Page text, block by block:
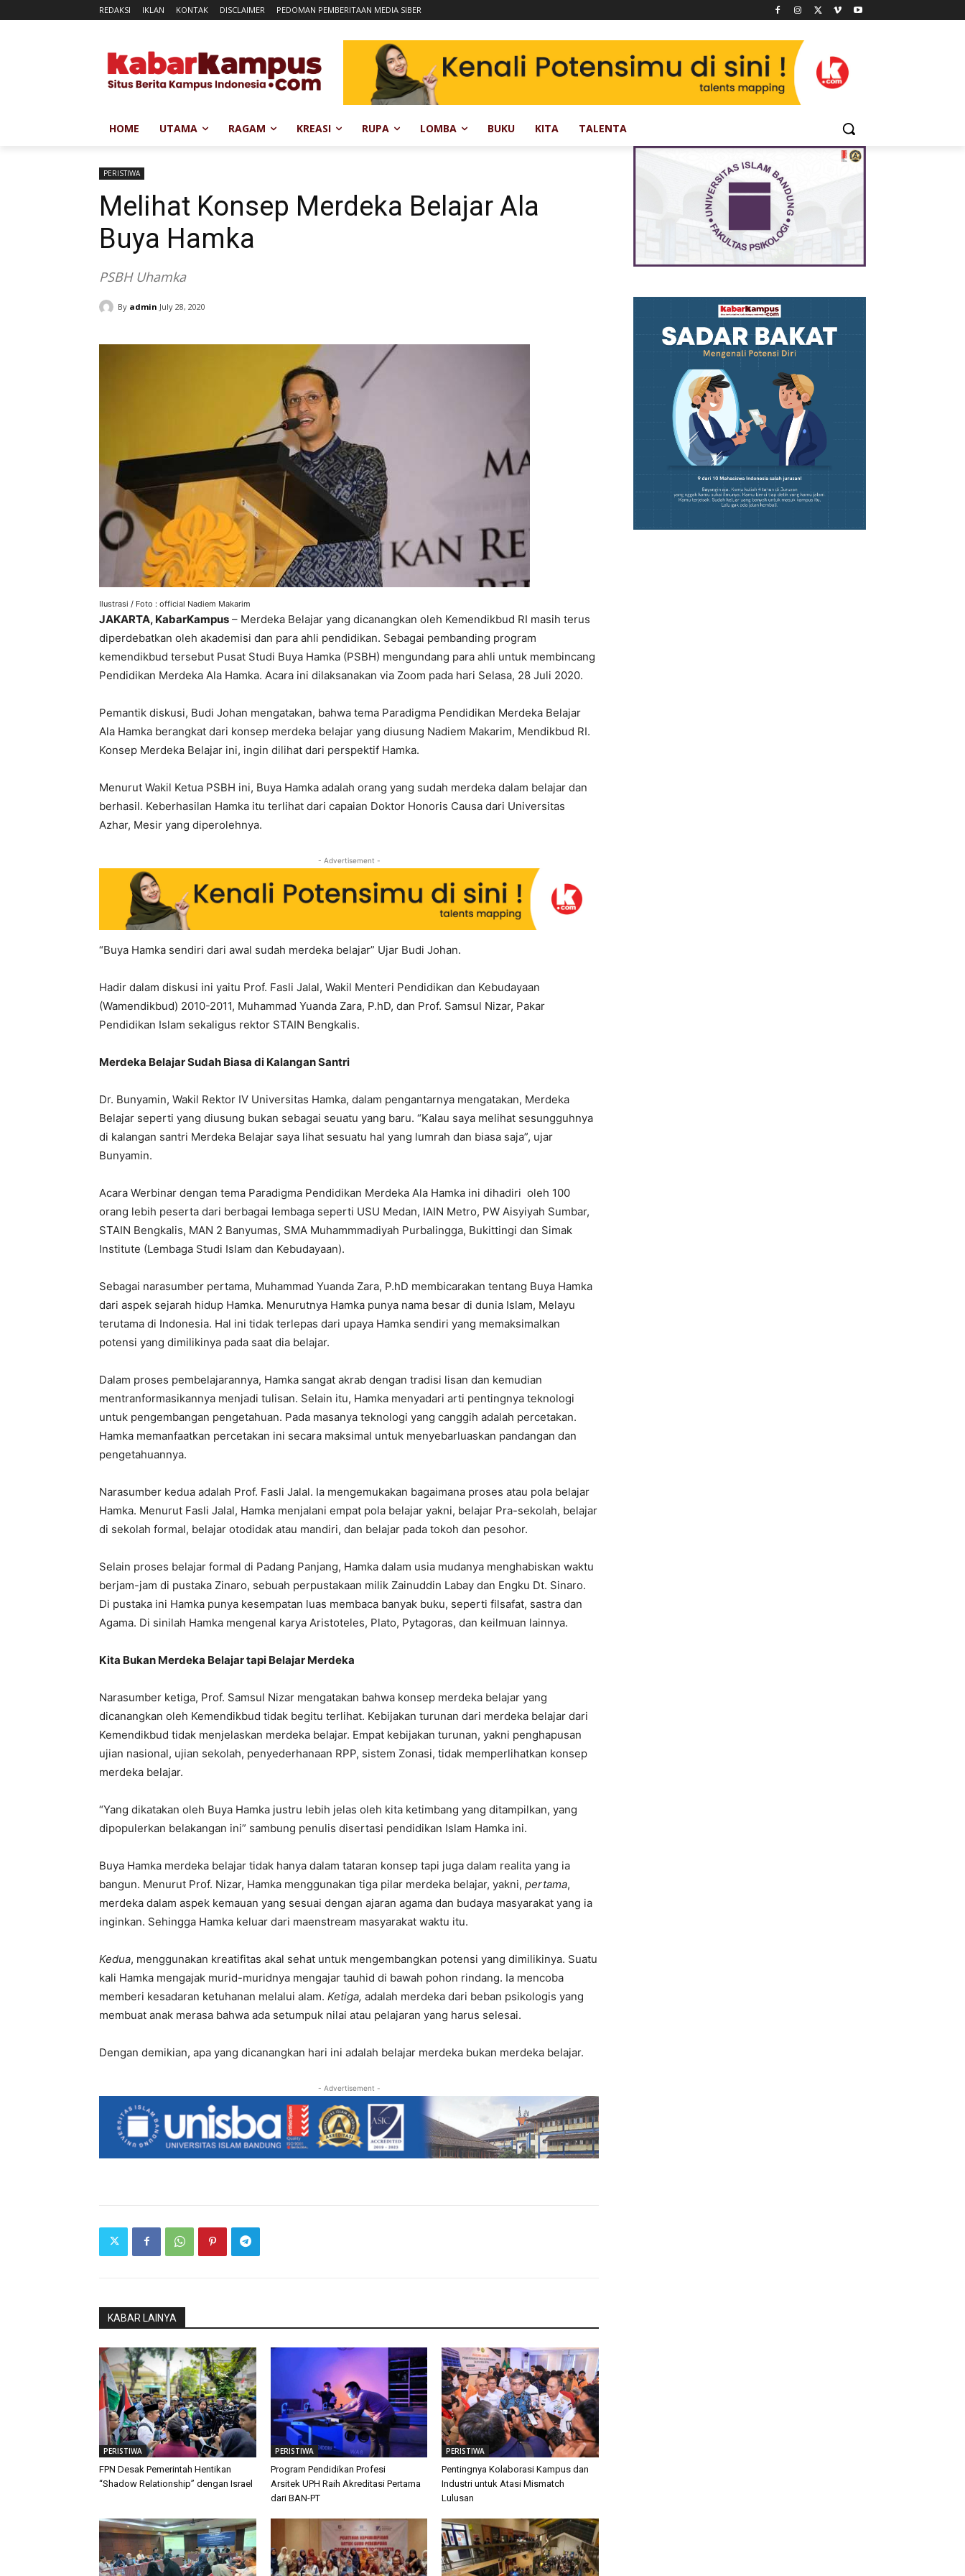
REDAKSI IKLAN KONTAK DISCLAIMER PEDOMAN PEMBERITAAN MEDIA SIBER
HOME UTAMA RAGAM KREASI RUPA LOMBA BUKU KITA TALENTA
PERISTIWA
Melihat Konsep Merdeka Belajar Ala
Buya Hamka
PSBH Uhamka
By admin July 28, 2020
Ilustrasi / Foto : official Nadiem Makarim
JAKARTA, KabarKampus – Merdeka Belajar yang dicanangkan oleh Kemendikbud RI masih terus
diperdebatkan oleh akademisi dan para ahli pendidikan. Sebagai pembanding program
kemendikbud tersebut Pusat Studi Buya Hamka (PSBH) mengundang para ahli untuk membincang
Pendidikan Merdeka Ala Hamka. Acara ini dilaksanakan via Zoom pada hari Selasa, 28 Juli 2020.
Pemantik diskusi, Budi Johan mengatakan, bahwa tema Paradigma Pendidikan Merdeka Belajar
Ala Hamka berangkat dari konsep merdeka belajar yang diusung Nadiem Makarim, Mendikbud RI.
Konsep Merdeka Belajar ini, ingin dilihat dari perspektif Hamka.
Menurut Wakil Ketua PSBH ini, Buya Hamka adalah orang yang sudah merdeka dalam belajar dan
berhasil. Keberhasilan Hamka itu terlihat dari capaian Doktor Honoris Causa dari Universitas
Azhar, Mesir yang diperolehnya.
- Advertisement -
“Buya Hamka sendiri dari awal sudah merdeka belajar” Ujar Budi Johan.
Hadir dalam diskusi ini yaitu Prof. Fasli Jalal, Wakil Menteri Pendidikan dan Kebudayaan
(Wamendikbud) 2010-2011, Muhammad Yuanda Zara, P.hD, dan Prof. Samsul Nizar, Pakar
Pendidikan Islam sekaligus rektor STAIN Bengkalis.
Merdeka Belajar Sudah Biasa di Kalangan Santri
Dr. Bunyamin, Wakil Rektor IV Universitas Hamka, dalam pengantarnya mengatakan, Merdeka
Belajar seperti yang diusung bukan sebagai seuatu yang baru. “Kalau saya melihat sesungguhnya
di kalangan santri Merdeka Belajar saya lihat sesuatu hal yang lumrah dan biasa saja”, ujar
Bunyamin.
Acara Werbinar dengan tema Paradigma Pendidikan Merdeka Ala Hamka ini dihadiri oleh 100
orang lebih peserta dari berbagai lembaga seperti USU Medan, IAIN Metro, PW Aisyiyah Sumbar,
STAIN Bengkalis, MAN 2 Banyumas, SMA Muhammmadiyah Purbalingga, Bukittingi dan Simak
Institute (Lembaga Studi Islam dan Kebudayaan).
Sebagai narasumber pertama, Muhammad Yuanda Zara, P.hD membicarakan tentang Buya Hamka
dari aspek sejarah hidup Hamka. Menurutnya Hamka punya nama besar di dunia Islam, Melayu
terutama di Indonesia. Hal ini tidak terlepas dari upaya Hamka sendiri yang memaksimalkan
potensi yang dimilikinya pada saat dia belajar.
Dalam proses pembelajarannya, Hamka sangat akrab dengan tradisi lisan dan kemudian
mentranformasikannya menjadi tulisan. Selain itu, Hamka menyadari arti pentingnya teknologi
untuk pengembangan pengetahuan. Pada masanya teknologi yang canggih adalah percetakan.
Hamka memanfaatkan percetakan ini secara maksimal untuk menyebarluaskan pandangan dan
pengetahuannya.
Narasumber kedua adalah Prof. Fasli Jalal. Ia mengemukakan bagaimana proses atau pola belajar
Hamka. Menurut Fasli Jalal, Hamka menjalani empat pola belajar yakni, belajar Pra-sekolah, belajar
di sekolah formal, belajar otodidak atau mandiri, dan belajar pada tokoh dan pesohor.
Selain proses belajar formal di Padang Panjang, Hamka dalam usia mudanya menghabiskan waktu
berjam-jam di pustaka Zinaro, sebuah perpustakaan milik Zainuddin Labay dan Engku Dt. Sinaro.
Di pustaka ini Hamka punya kesempatan luas membaca banyak buku, seperti filsafat, sastra dan
Agama. Di sinilah Hamka mengenal karya Aristoteles, Plato, Pytagoras, dan keilmuan lainnya.
Kita Bukan Merdeka Belajar tapi Belajar Merdeka
Narasumber ketiga, Prof. Samsul Nizar mengatakan bahwa konsep merdeka belajar yang
dicanangkan oleh Kemendikbud tidak begitu terlihat. Kebijakan turunan dari merdeka belajar dari
Kemendikbud tidak menjelaskan merdeka belajar. Empat kebijakan turunan, yakni penghapusan
ujian nasional, ujian sekolah, penyederhanaan RPP, sistem Zonasi, tidak memperlihatkan konsep
merdeka belajar.
“Yang dikatakan oleh Buya Hamka justru lebih jelas oleh kita ketimbang yang ditampilkan, yang
dipopulerkan belakangan ini” sambung penulis disertasi pendidikan Islam Hamka ini.
Buya Hamka merdeka belajar tidak hanya dalam tataran konsep tapi juga dalam realita yang ia
bangun. Menurut Prof. Nizar, Hamka menggunakan tiga pilar merdeka belajar, yakni, pertama,
merdeka dalam aspek kemauan yang sesuai dengan ajaran agama dan budaya masyarakat yang ia
inginkan. Sehingga Hamka keluar dari maenstream masyarakat waktu itu.
Kedua, menggunakan kreatifitas akal sehat untuk mengembangkan potensi yang dimilikinya. Suatu
kali Hamka mengajak murid-muridnya mengajar tauhid di bawah pohon rindang. Ia mencoba
memberi kesadaran ketuhanan melalui alam. Ketiga, adalah merdeka dari beban psikologis yang
membuat anak merasa bahwa ada setumpuk nilai atau pelajaran yang harus selesai.
Dengan demikian, apa yang dicanangkan hari ini adalah belajar merdeka bukan merdeka belajar.
- Advertisement -
KABAR LAINYA
PERISTIWA
FPN Desak Pemerintah Hentikan
“Shadow Relationship” dengan Israel
PERISTIWA
Program Pendidikan Profesi
Arsitek UPH Raih Akreditasi Pertama
dari BAN-PT
PERISTIWA
Pentingnya Kolaborasi Kampus dan
Industri untuk Atasi Mismatch
Lulusan